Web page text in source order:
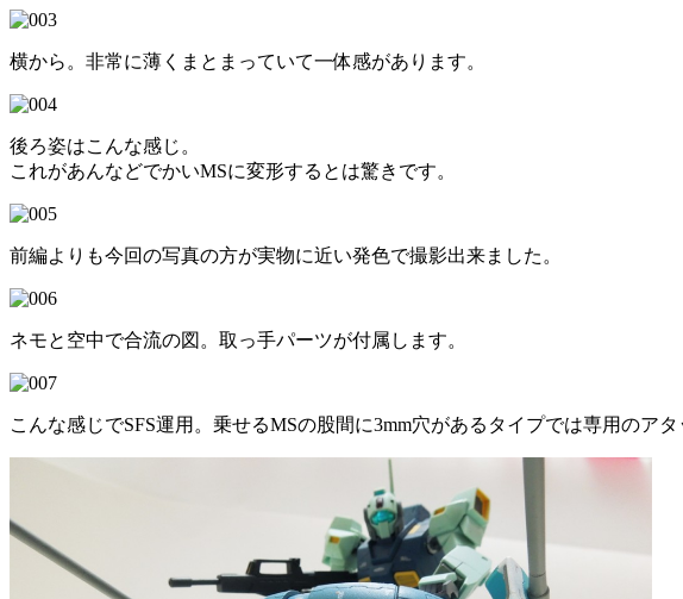
横から。非常に薄くまとまっていて一体感があります。
後ろ姿はこんな感じ。
これがあんなどでかいMSに変形するとは驚きです。
前編よりも今回の写真の方が実物に近い発色で撮影出来ました。
ネモと空中で合流の図。取っ手パーツが付属します。
こんな感じでSFS運用。乗せるMSの股間に3mm穴があるタイプでは専用のア